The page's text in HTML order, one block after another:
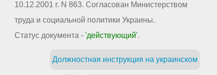
10.12.2001 г. N 863. Согласован Министерством
труда и социальной политики Украины.
Статус документа - 'действующий'.
Должностная инструкция на украинском